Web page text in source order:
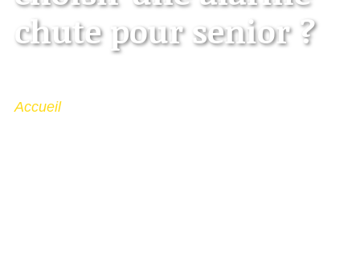
chute pour senior ?
Accueil> Mediwalk Le Mag > Humain & société